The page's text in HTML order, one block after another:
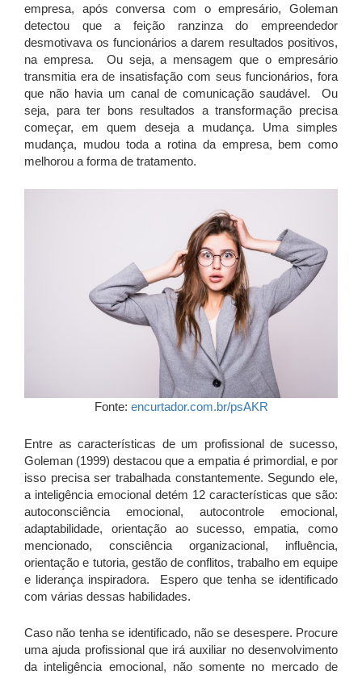
empresa, após conversa com o empresário, Goleman
detectou que a feição ranzinza do empreendedor
desmotivava os funcionários a darem resultados positivos,
na empresa. Ou seja, a mensagem que o empresário
transmitia era de insatisfação com seus funcionários, fora
que não havia um canal de comunicação saudável. Ou
seja, para ter bons resultados a transformação precisa
começar, em quem deseja a mudança. Uma simples
mudança, mudou toda a rotina da empresa, bem como
melhorou a forma de tratamento.
Fonte: encurtador.com.br/psAKR
Entre as características de um profissional de sucesso,
Goleman (1999) destacou que a empatia é primordial, e por
isso precisa ser trabalhada constantemente. Segundo ele,
a inteligência emocional detém 12 características que são:
autoconsciência emocional, autocontrole emocional,
adaptabilidade, orientação ao sucesso, empatia, como
mencionado, consciência organizacional, influência,
orientação e tutoria, gestão de conflitos, trabalho em equipe
e liderança inspiradora. Espero que tenha se identificado
com várias dessas habilidades.
Caso não tenha se identificado, não se desespere. Procure
uma ajuda profissional que irá auxiliar no desenvolvimento
da inteligência emocional, não somente no mercado de